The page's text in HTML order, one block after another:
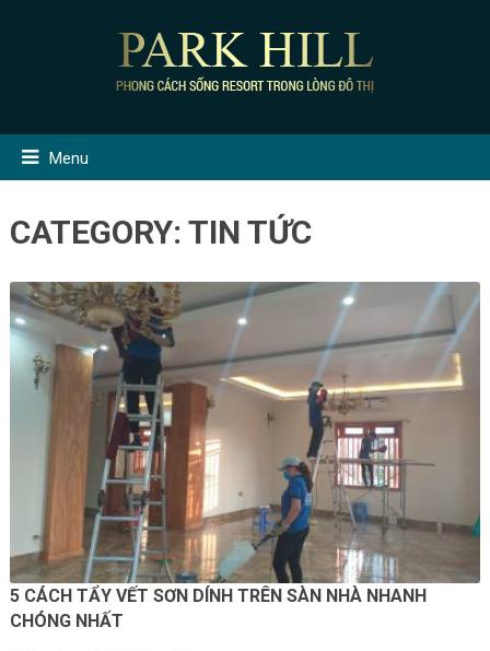
Menu
CATEGORY: TIN TỨC
5 CÁCH TẨY VẾT SƠN DÍNH TRÊN SÀN NHÀ NHANH
CHÓNG NHẤT